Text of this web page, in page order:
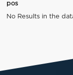
pos
No Results in the